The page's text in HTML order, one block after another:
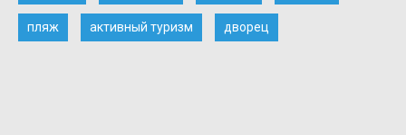
пляж активный туризм дворец